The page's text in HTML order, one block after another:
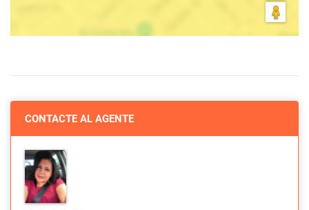
CONTACTE AL AGENTE